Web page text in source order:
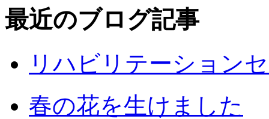
最近のブログ記事
リハビリテーション
春の花を生けました